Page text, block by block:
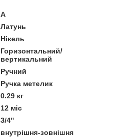
А
Латунь
Нікель
Горизонтальний/
вертикальний
Ручний
Ручка метелик
0.29 кг
12 міс
3/4"
внутрішня-зовнішня